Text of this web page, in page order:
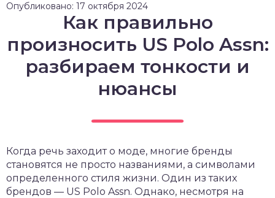
Опубликовано: 17 октября 2024
Как правильно
произносить US Polo Assn:
разбираем тонкости и
нюансы
Когда речь заходит о моде, многие бренды
становятся не просто названиями, а символами
определенного стиля жизни. Один из таких
брендов — US Polo Assn. Однако, несмотря на